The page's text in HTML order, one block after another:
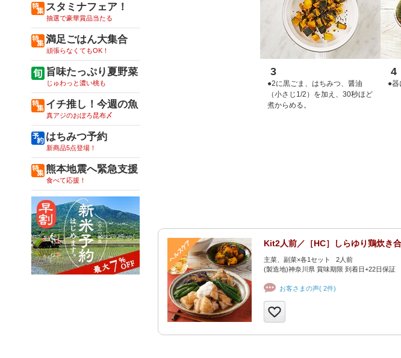
3
●2に黒ごま、はちみつ、醤油
（小さじ1/2）を加え、30秒ほど
煮からめる。
4
●器
Kit2人前／［HC］しらゆり鶏炊き
主菜、副菜×各1セット 2人前
(製造地)神奈川県 賞味期限 到着日+22日保証
お客さまの声( 2件)
スタミナフェア！
抽選で豪華賞品当たる
満足ごはん大集合
頑張らなくてもOK！
旨味たっぷり夏野菜
じゅわっと濃い桃も
イチ推し！今週の魚
真アジのおぼろ昆布〆
はちみつ予約
新商品5点登場！
熊本地震へ緊急支援
食べて応援！